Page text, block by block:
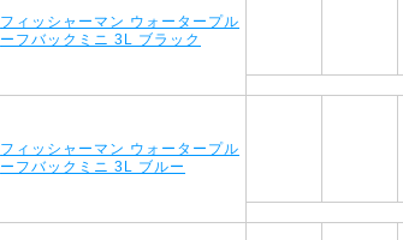
フィッシャーマン ウォータープル
ーフバックミニ 3L ブラック
フィッシャーマン ウォータープル
ーフバックミニ 3L ブルー